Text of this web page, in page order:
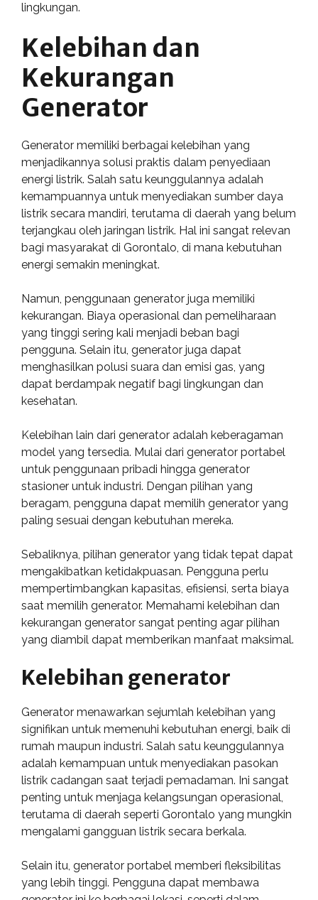
lingkungan.
Kelebihan dan
Kekurangan
Generator
Generator memiliki berbagai kelebihan yang
menjadikannya solusi praktis dalam penyediaan
energi listrik. Salah satu keunggulannya adalah
kemampuannya untuk menyediakan sumber daya
listrik secara mandiri, terutama di daerah yang belum
terjangkau oleh jaringan listrik. Hal ini sangat relevan
bagi masyarakat di Gorontalo, di mana kebutuhan
energi semakin meningkat.
Namun, penggunaan generator juga memiliki
kekurangan. Biaya operasional dan pemeliharaan
yang tinggi sering kali menjadi beban bagi
pengguna. Selain itu, generator juga dapat
menghasilkan polusi suara dan emisi gas, yang
dapat berdampak negatif bagi lingkungan dan
kesehatan.
Kelebihan lain dari generator adalah keberagaman
model yang tersedia. Mulai dari generator portabel
untuk penggunaan pribadi hingga generator
stasioner untuk industri. Dengan pilihan yang
beragam, pengguna dapat memilih generator yang
paling sesuai dengan kebutuhan mereka.
Sebaliknya, pilihan generator yang tidak tepat dapat
mengakibatkan ketidakpuasan. Pengguna perlu
mempertimbangkan kapasitas, efisiensi, serta biaya
saat memilih generator. Memahami kelebihan dan
kekurangan generator sangat penting agar pilihan
yang diambil dapat memberikan manfaat maksimal.
Kelebihan generator
Generator menawarkan sejumlah kelebihan yang
signifikan untuk memenuhi kebutuhan energi, baik di
rumah maupun industri. Salah satu keunggulannya
adalah kemampuan untuk menyediakan pasokan
listrik cadangan saat terjadi pemadaman. Ini sangat
penting untuk menjaga kelangsungan operasional,
terutama di daerah seperti Gorontalo yang mungkin
mengalami gangguan listrik secara berkala.
Selain itu, generator portabel memberi fleksibilitas
yang lebih tinggi. Pengguna dapat membawa